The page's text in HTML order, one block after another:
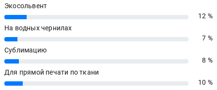
Экосольвент
12%
12 %
На водных чернилах
7%
7 %
Сублимацию
8%
8 %
Для прямой печати по ткани
10%
10 %